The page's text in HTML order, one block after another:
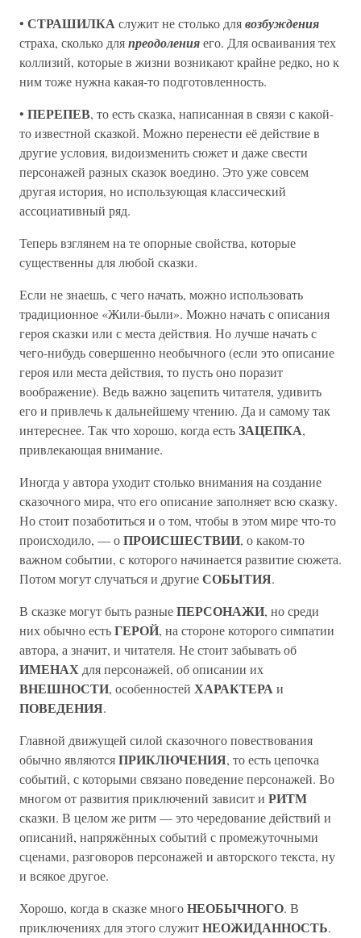
• СТРАШИЛКАслужит не столько длявозбуждения
страха, сколько дляпреодоленияего. Для осваивания тех
коллизий, которые в жизни возникают крайне редко, но к
ним тоже нужна какая-то подготовленность.
• ПЕРЕПЕВ, то есть сказка, написанная в связи с какой-
то известной сказкой. Можно перенести её действие в
другие условия, видоизменить сюжет и даже свести
персонажей разных сказок воедино. Это уже совсем
другая история, но использующая классический
ассоциативный ряд.
Теперь взглянем на те опорные свойства, которые
существенны для любой сказки.
Если не знаешь, с чего начать, можно использовать
традиционное «Жили-были». Можно начать с описания
героя сказки или с места действия. Но лучше начать с
чего-нибудь совершенно необычного (если это описание
героя или места действия, то пусть оно поразит
воображение). Ведь важно зацепить читателя, удивить
его и привлечь к дальнейшему чтению. Да и самому так
интереснее. Так что хорошо, когда естьЗАЦЕПКА,
привлекающая внимание.
Иногда у автора уходит столько внимания на создание
сказочного мира, что его описание заполняет всю сказку.
Но стоит позаботиться и о том, чтобы в этом мире что-то
происходило, — оПРОИСШЕСТВИИ, о каком-то
важном событии, с которого начинается развитие сюжета.
Потом могут случаться и другиеСОБЫТИЯ.
В сказке могут быть разныеПЕРСОНАЖИ, но среди
них обычно естьГЕРОЙ, на стороне которого симпатии
автора, а значит, и читателя. Не стоит забывать об
ИМЕНАХ для персонажей, об описании их
ВНЕШНОСТИ, особенностей ХАРАКТЕРАи
ПОВЕДЕНИЯ.
Главной движущей силой сказочного повествования
обычно являютсяПРИКЛЮЧЕНИЯ, то есть цепочка
событий, с которыми связано поведение персонажей. Во
многом от развития приключений зависит и РИТМ
сказки. В целом же ритм — это чередование действий и
описаний, напряжённых событий с промежуточными
сценами, разговоров персонажей и авторского текста, ну
и всякое другое.
Хорошо, когда в сказке многоНЕОБЫЧНОГО. В
приключениях для этого служитНЕОЖИДАННОСТЬ.